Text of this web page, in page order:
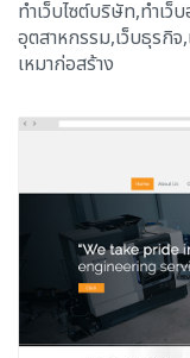
ทำเว็บไซต์บริษัท,ทำเว็
อุตสาหกรรม,เว็บธุรกิจ
เหมาก่อสร้าง